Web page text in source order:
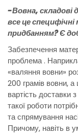
-Вовна, складові
все це
придбанням? Є
Забезпечення
проблема .
«валяння вовни»
200 грамів вовни,
вартість доставки
такої роботи
та спрямування
Причому, навіть в